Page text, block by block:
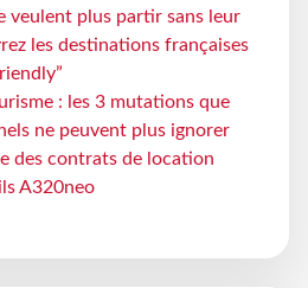
veulent plus partir sans leur
les destinations françaises
: les 3 mutations que
ne peuvent plus ignorer
des contrats de location
A320neo